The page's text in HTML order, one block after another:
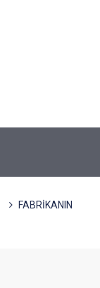
FABRİKANIN